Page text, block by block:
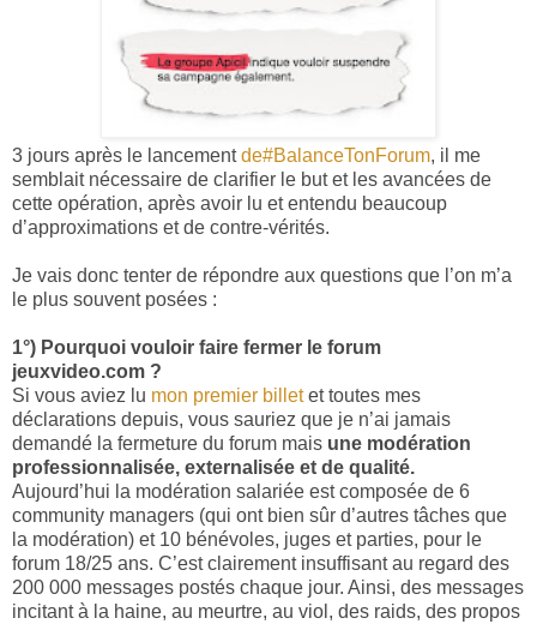
3 jours après le lancementde#BalanceTonForum, il me
semblait nécessaire de clarifier le but et les avancées de
cette opération, après avoir lu et entendu beaucoup
d’approximations et de contre-vérités.
Je vais donc tenter de répondre aux questions que l’on m’a
le plus souvent posées :
1°) Pourquoi vouloir faire fermer le forum
jeuxvideo.com ?
Si vous aviez lu mon premier billetet toutes mes
déclarations depuis, vous sauriez que je n’ai jamais
demandé la fermeture du forum mais une modération
professionnalisée, externalisée et de qualité.
Aujourd’hui la modération salariée est composée de 6
community managers (qui ont bien sûr d’autres tâches que
la modération) et 10 bénévoles, juges et parties, pour le
forum 18/25 ans. C’est clairement insuffisant au regard des
200 000 messages postés chaque jour. Ainsi, des messages
incitant à la haine, au meurtre, au viol, des raids, des propos